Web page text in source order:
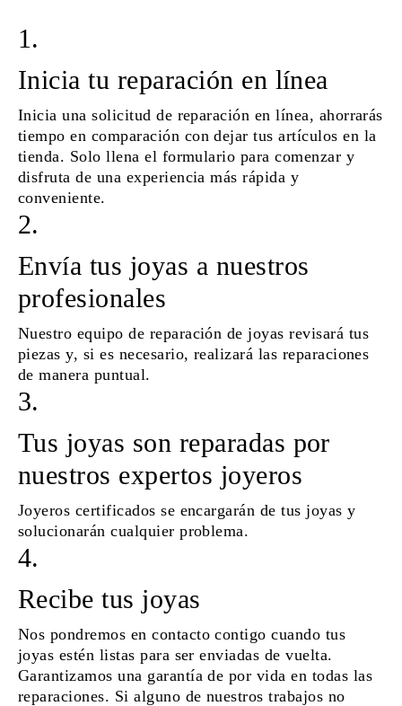
1.
Inicia tu reparación en línea
Inicia una solicitud de reparación en línea, ahorrarás
tiempo en comparación con dejar tus artículos en la
tienda. Solo llena el formulario para comenzar y
disfruta de una experiencia más rápida y
conveniente.
2.
Envía tus joyas a nuestros
profesionales
Nuestro equipo de reparación de joyas revisará tus
piezas y, si es necesario, realizará las reparaciones
de manera puntual.
3.
Tus joyas son reparadas por
nuestros expertos joyeros
Joyeros certificados se encargarán de tus joyas y
solucionarán cualquier problema.
4.
Recibe tus joyas
Nos pondremos en contacto contigo cuando tus
joyas estén listas para ser enviadas de vuelta.
Garantizamos una garantía de por vida en todas las
reparaciones. Si alguno de nuestros trabajos no